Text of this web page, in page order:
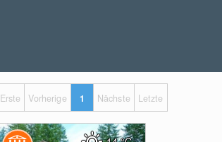
Erste Vorherige 1 Nächste Letzte